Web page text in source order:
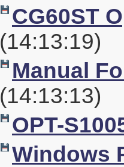
CG60ST
(14:13:19)
Manual
(14:13:13)
OPT-
Windows